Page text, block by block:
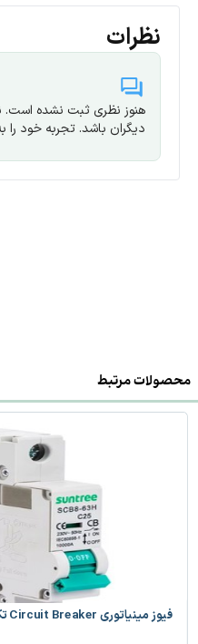
نظرات
هنوز نظری ثبت نشده است.
دیگران باشد. تجربه خود را
محصولات مرتبط
فیوز مینیاتوری Circuit Breaker تک پل AC 230V 10A برند Suntree